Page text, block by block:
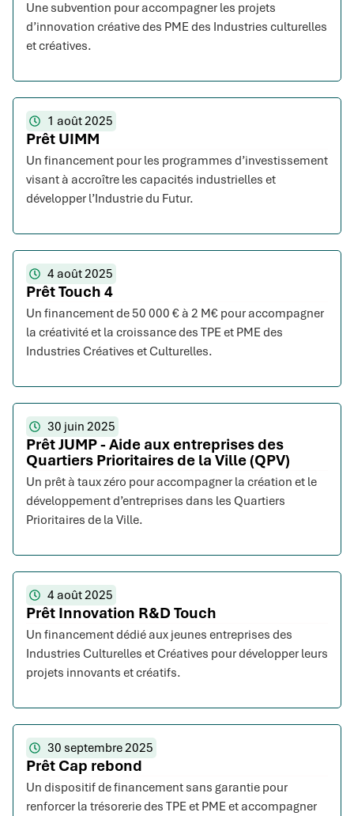
Une subvention pour accompagner les projets
d’innovation créative des PME des Industries culturelles
et créatives.
1 août 2025
Prêt UIMM
Un financement pour les programmes d’investissement
visant à accroître les capacités industrielles et
développer l’Industrie du Futur.
4 août 2025
Prêt Touch 4
Un financement de 50 000 € à 2 M€ pour accompagner
la créativité et la croissance des TPE et PME des
Industries Créatives et Culturelles.
30 juin 2025
Prêt JUMP - Aide aux entreprises des
Quartiers Prioritaires de la Ville (QPV)
Un prêt à taux zéro pour accompagner la création et le
développement d’entreprises dans les Quartiers
Prioritaires de la Ville.
4 août 2025
Prêt Innovation R&D Touch
Un financement dédié aux jeunes entreprises des
Industries Culturelles et Créatives pour développer leurs
projets innovants et créatifs.
30 septembre 2025
Prêt Cap rebond
Un dispositif de financement sans garantie pour
renforcer la trésorerie des TPE et PME et accompagner